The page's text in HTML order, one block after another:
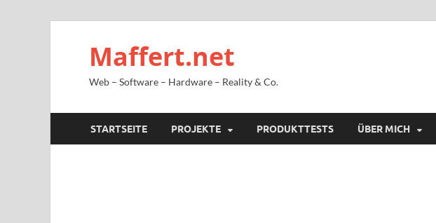
Maffert.net
Web – Software – Hardware – Reality & Co.
STARTSEITE PROJEKTE PRODUKTTESTS ÜBER MICH